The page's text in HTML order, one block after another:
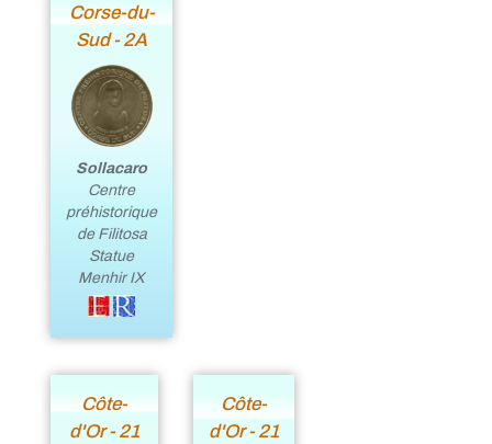
Corse-du-
Sud - 2A
Sollacaro
Centre
préhistorique
de Filitosa
Statue
Menhir IX
Côte-
d'Or - 21
Côte-
d'Or - 21